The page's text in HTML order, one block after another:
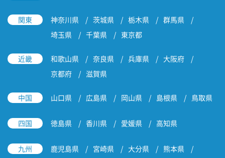
関東 神奈川県 茨城県 栃木県
群馬県
埼玉県
千葉県 東京都
近畿 和歌山県 奈良県 兵庫県
大阪府
京都府
滋賀県
中国 山口県 広島県 岡山県 島根県 鳥取県
四国 徳島県 香川県 愛媛県 高知県
九州 鹿児島県 宮崎県 大分県
熊本県